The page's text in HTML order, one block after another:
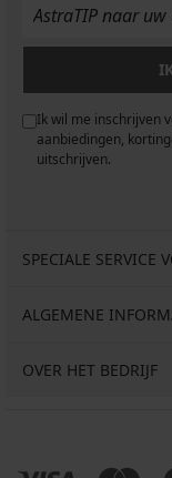
Ik wil me inschrijven
aanbiedingen,
uitschrijven.
SPECIALE SERVICE
ALGEMENE
OVER HET BEDRIJF